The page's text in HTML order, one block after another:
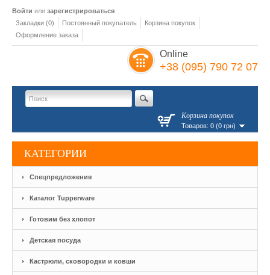
Войти или зарегистрироваться
Закладки (0)
Постоянный покупатель
Корзина покупок
Оформление заказа
Online
+38 (095) 790 72 07
Корзина покупок
Товаров: 0 (0 грн)
КАТЕГОРИИ
Спецпредложения
Каталог Tupperware
Готовим без хлопот
Детская посуда
Кастрюли, сковородки и ковши